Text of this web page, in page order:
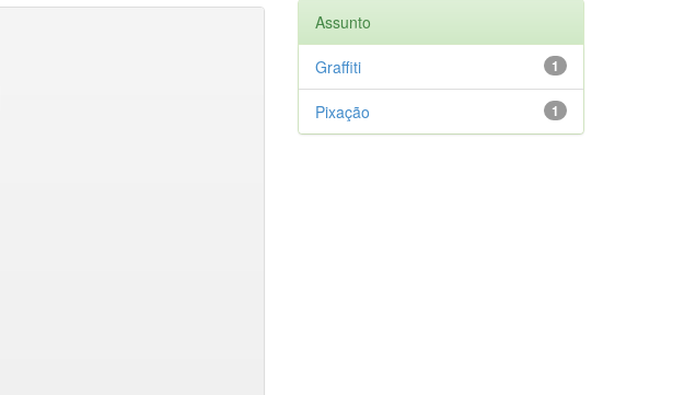
Assunto
1
Graffiti
1
Pixação